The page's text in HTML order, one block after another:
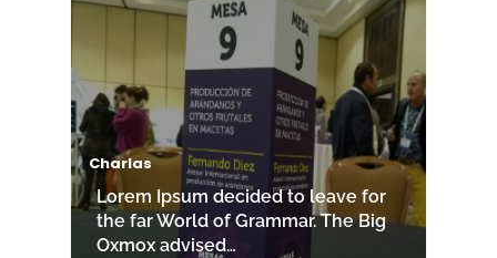
Charlas
Lorem Ipsum decided to leave for
the far World of Grammar. The Big
Oxmox advised…